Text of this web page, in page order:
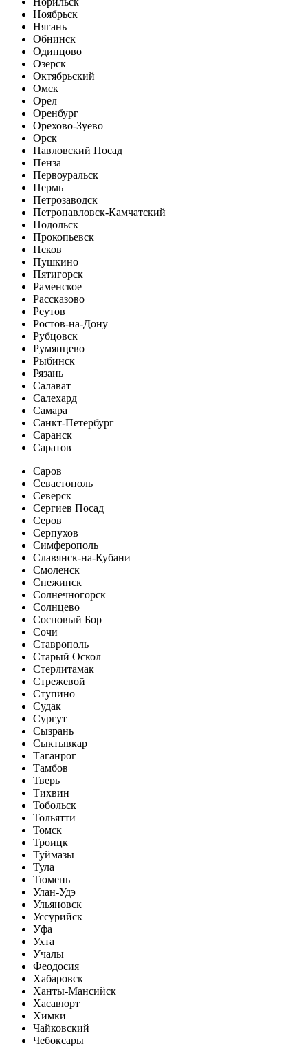
Ноябрьск
Нягань
Обнинск
Одинцово
Озерск
Октябрьский
Омск
Орел
Оренбург
Орехово-Зуево
Орск
Павловский Посад
Пенза
Первоуральск
Пермь
Петрозаводск
Петропавловск-Камчатский
Подольск
Прокопьевск
Псков
Пушкино
Пятигорск
Раменское
Рассказово
Реутов
Ростов-на-Дону
Рубцовск
Румянцево
Рыбинск
Рязань
Салават
Салехард
Самара
Санкт-Петербург
Саранск
Саратов
Саров
Севастополь
Северск
Сергиев Посад
Серов
Серпухов
Симферополь
Славянск-на-Кубани
Смоленск
Снежинск
Солнечногорск
Солнцево
Сосновый Бор
Сочи
Ставрополь
Старый Оскол
Стерлитамак
Стрежевой
Ступино
Судак
Сургут
Сызрань
Сыктывкар
Таганрог
Тамбов
Тверь
Тихвин
Тобольск
Тольятти
Томск
Троицк
Туймазы
Тула
Тюмень
Улан-Удэ
Ульяновск
Уссурийск
Уфа
Ухта
Учалы
Феодосия
Хабаровск
Ханты-Мансийск
Хасавюрт
Химки
Чайковский
Чебоксары